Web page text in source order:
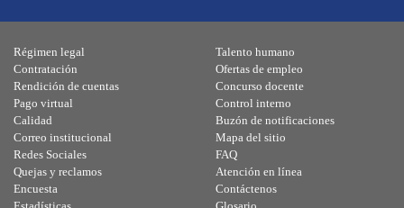
Régimen legal
Contratación
Rendición de cuentas
Pago virtual
Calidad
Talento humano
Ofertas de empleo
Concurso docente
Control interno
Buzón de notificaciones
Correo institucional
Redes Sociales
Quejas y reclamos
Encuesta
Mapa del sitio
FAQ
Atención en línea
Contáctenos